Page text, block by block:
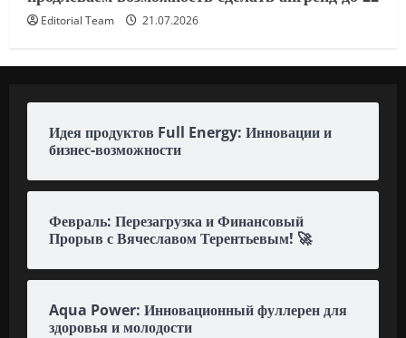
Editorial Team 21.07.2026
Идея продуктов Full Energy: Инновации и
бизнес-возможности
Февраль: Перезагрузка и Финансовый
Прорыв с Вячеславом Терентьевым! 🚀
Aqua Power: Инновационный фуллерен для
здоровья и молодости